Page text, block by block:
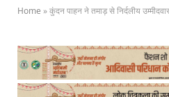
Home »कुंदन पाहन ने तमाड़ से निर्दलीय